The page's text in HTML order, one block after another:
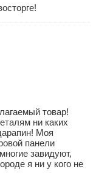
товар!
ни каких
Моя
панели
завидуют,
я ни у кого не